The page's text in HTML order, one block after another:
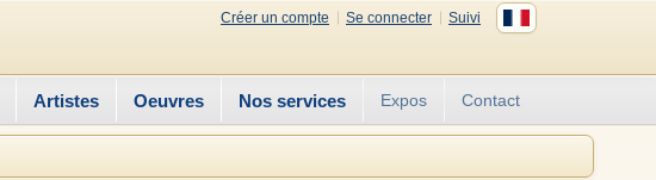
Créer un compte Se connecter
Suivi
Artistes Oeuvres Nos services Expos Contact